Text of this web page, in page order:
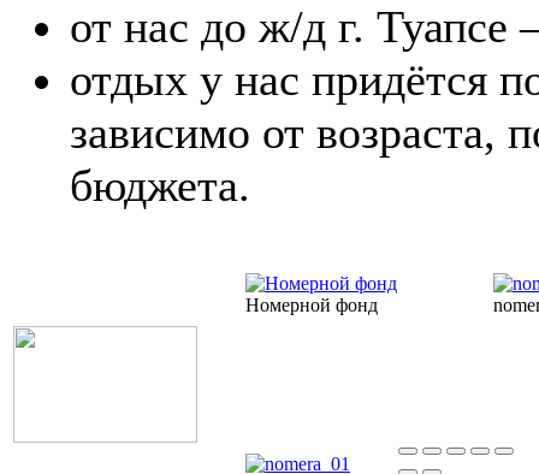
от нас до ж/д г. Туапсе
отдых у нас придётся
зависимо от возраста,
бюджета.
Номерной фонд